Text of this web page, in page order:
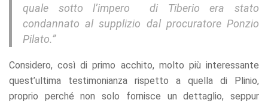
quale sotto l’impero di Tiberio era stato
condannato al supplizio dal procuratore Ponzio
Pilato.”
Considero, così di primo acchito, molto più interessante
quest’ultima testimonianza rispetto a quella di Plinio,
proprio perché non solo fornisce un dettaglio, seppur